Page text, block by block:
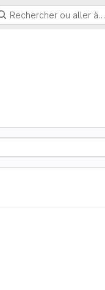
Rechercher ou aller à…